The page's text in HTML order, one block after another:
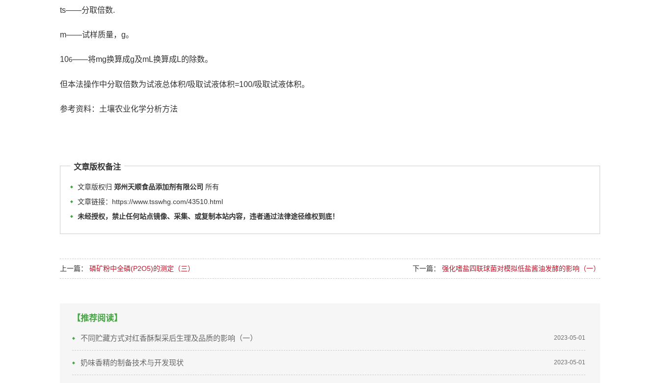
ts——分取倍数.
m——试样质量，g。
106——将mg换算成g及mL换算成L的除数。
但本法操作中分取倍数为试液总体积/吸取试液体积=100/吸取试液体积。
参考资料：土壤农业化学分析方法
文章版权备注
文章版权归 郑州天顺食品添加剂有限公司 所有
文章链接：https://www.tsswhg.com/43510.html
未经授权，禁止任何站点镜像、采集、或复制本站内容，违者通过法律途径维权到底！
上一篇： 磷矿粉中全磷(P2O5)的测定（三） 下一篇： 强化嗜盐四联球菌对模拟低盐酱油发酵的影响（一）
【推荐阅读】
2023-05-01
不同贮藏方式对红香酥梨采后生理及品质的影响（一）
2023-05-01
奶味香精的制备技术与开发现状